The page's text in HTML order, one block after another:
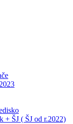
+ ŠJ ( ŠJ od r.2022)